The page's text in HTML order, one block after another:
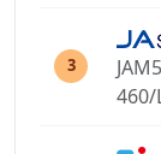
3
460/